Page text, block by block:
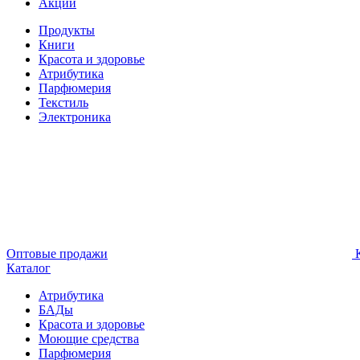
Акции
Продукты
Книги
Красота и здоровье
Атрибутика
Парфюмерия
Текстиль
Электроника
Оптовые продажи
Каталог
Атрибутика
БАДы
Красота и здоровье
Моющие средства
Парфюмерия